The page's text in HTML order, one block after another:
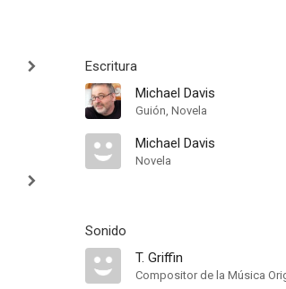
Escritura
Michael Davis
Guión, Novela
Michael Davis
Novela
Sonido
T. Griffin
Compositor de la Música